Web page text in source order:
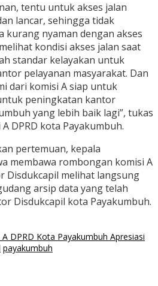
tentu untuk akses jalan
lancar, sehingga tidak
kurang nyaman dengan akses
kondisi akses jalan saat
standar kelayakan untuk
pelayanan masyarakat. Dan
dari komisi A siap untuk
peningkatan kantor
yang lebih baik lagi”, tukas
DPRD kota Payakumbuh.
pertemuan, kepala
membawa rombongan komisi A
Disdukcapil melihat langsung
arsip data yang telah
Disdukcapil kota Payakumbuh.
DPRD Kota Payakumbuh Apresiasi
payakumbuh